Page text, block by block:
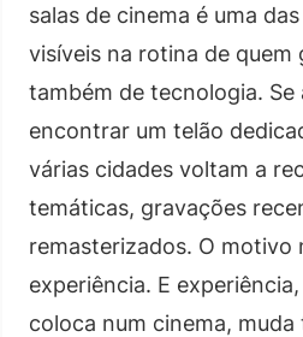
salas de cinema é uma
visíveis na rotina de quem
também de tecnologia. Se
encontrar um telão
várias cidades voltam a
temáticas, gravações
remasterizados. O motivo
experiência. E
coloca num cinema, muda